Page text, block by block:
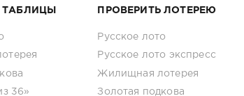
36»
ПРОВЕРИТЬ ЛОТЕРЕЮ
Русское лото
Русское лото экспресс
Жилищная лотерея
Золотая подкова